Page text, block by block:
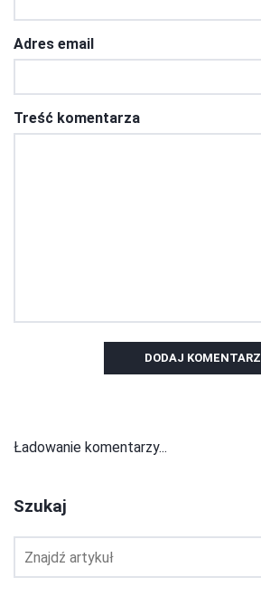
Adres email
Treść komentarza
DODAJ KOMENTARZ
Ładowanie komentarzy...
Szukaj